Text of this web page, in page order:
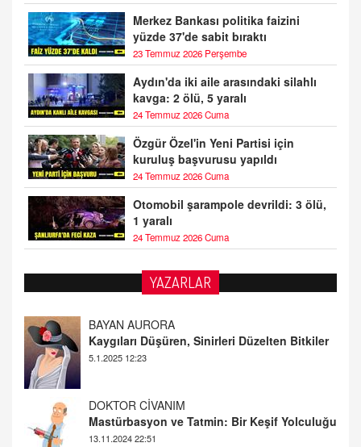
Merkez Bankası politika faizini
yüzde 37'de sabit bıraktı
23 Temmuz 2026 Perşembe
Aydın'da iki aile arasındaki silahlı
kavga: 2 ölü, 5 yaralı
24 Temmuz 2026 Cuma
Özgür Özel'in Yeni Partisi için
kuruluş başvurusu yapıldı
24 Temmuz 2026 Cuma
Otomobil şarampole devrildi: 3 ölü,
1 yaralı
24 Temmuz 2026 Cuma
YAZARLAR
DOKTOR CİVANIM
Mastürbasyon ve Tatmin: Bir Keşif Yolculuğu
13.11.2024 22:51
ALİ EFENDİ
Adana At Yarışı Tahminleri | 21 Aralık
Cumartesi